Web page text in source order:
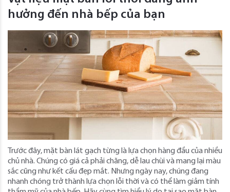
hưởng đến nhà bếp của bạn
Trước đây, mặt bàn lát gạch từng là lựa chọn hàng đầu của nhiều
chủ nhà. Chúng có giá cả phải chăng, dễ lau chùi và mang lại màu
sắc cũng như kết cấu đẹp mắt. Nhưng ngày nay, chúng đang
nhanh chóng trở thành lựa chọn lỗi thời và có thể làm giảm tính